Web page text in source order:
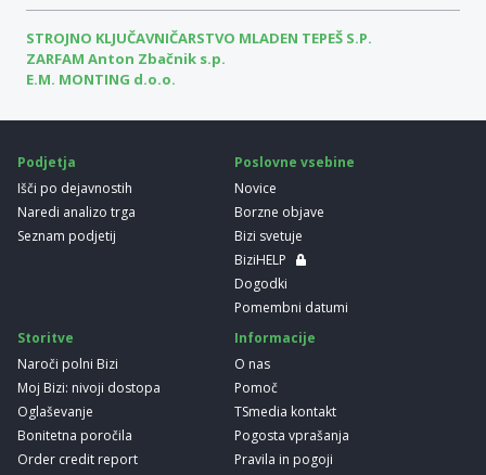
STROJNO KLJUČAVNIČARSTVO MLADEN TEPEŠ S.P.
ZARFAM Anton Zbačnik s.p.
E.M. MONTING d.o.o.
Podjetja
Išči po dejavnostih
Naredi analizo trga
Seznam podjetij
Poslovne vsebine
Novice
Borzne objave
Bizi svetuje
BiziHELP
Dogodki
Pomembni datumi
Storitve
Naroči polni Bizi
Moj Bizi: nivoji dostopa
Oglaševanje
Bonitetna poročila
Order credit report
Informacije
O nas
Pomoč
TSmedia kontakt
Pogosta vprašanja
Pravila in pogoji